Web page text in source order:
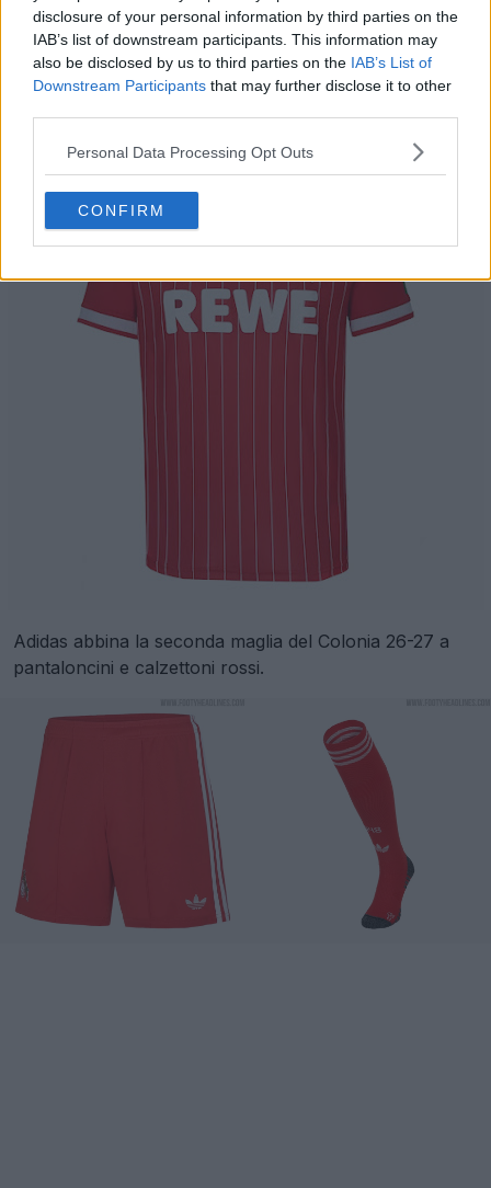
disclosure of your personal information by third parties on the
IAB’s list of downstream participants. This information may
also be disclosed by us to third parties on the IAB’s List of
Downstream Participants that may further disclose it to other
Personal Data Processing Opt Outs
CONFIRM
Adidas abbina la seconda maglia del Colonia 26-27 a
pantaloncini e calzettoni rossi.